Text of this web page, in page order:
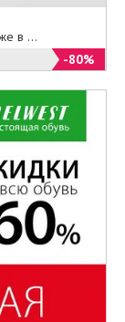
в ...
-80%